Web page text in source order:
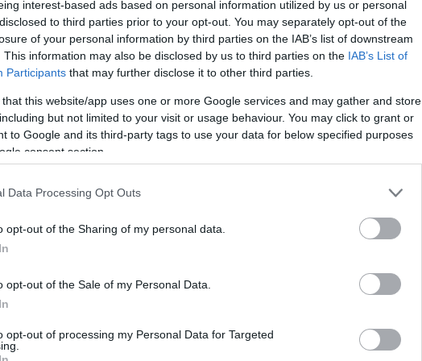
interest-based ads based on personal information utilized by us or personal
to third parties prior to your opt-out. You may separately opt-out of the
of your personal information by third parties on the IAB’s list of downstream
This information may also be disclosed by us to third parties on the IAB’s List of
Participants that may further disclose it to other third parties.
that this website/app uses one or more Google services and may gather and store
but not limited to your visit or usage behaviour. You may click to grant or
to Google and its third-party tags to use your data for below specified purposes
consent section.
Data Processing Opt Outs
opt-out of the Sharing of my personal data.
opt-out of the Sale of my Personal Data.
opt-out of processing my Personal Data for Targeted
Visualizza proposte di finanziamento
Caratteristiche Prodotto
Google
Powered byLocalImpact